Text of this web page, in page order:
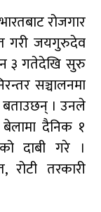
रोजगार
गरी जयगुरुदेव
३ गतेदेखि सुरु
सञ्चालनमा
। उनले
दैनिक १
दाबी गरे ।
तरकारी